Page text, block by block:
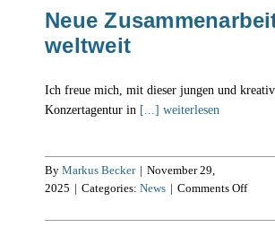
Neue
weltweit
Ich freue mich, mit dieser jungen und
Konzertagentur in [...] weiterlesen
ByMarkus Becker | November 29,
2025 | Categories:News | Comments Offon